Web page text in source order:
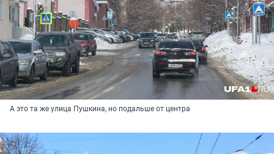
А это та же улица Пушкина, но подальше от центра